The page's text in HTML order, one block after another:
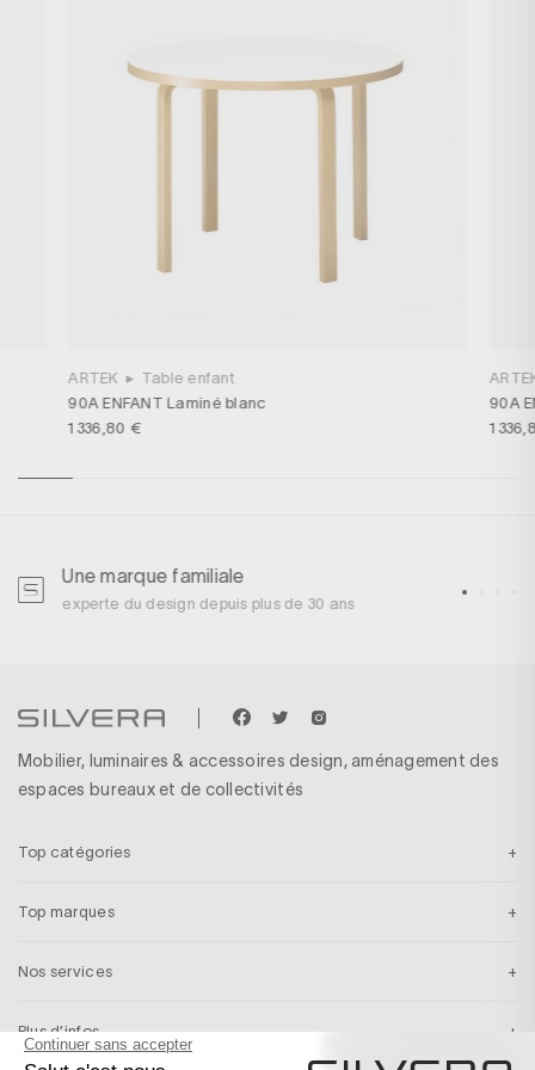
ARTEK ▸ Table enfant
90A ENFANT Laminé blanc
1 336,80 €
90A
1
Une marque familiale
experte du design depuis plus de 30 ans
Mobilier, luminaires & accessoires design, aménagement des
espaces bureaux et de collectivités
Top catégories
Top marques
Nos services
Plus d’infos